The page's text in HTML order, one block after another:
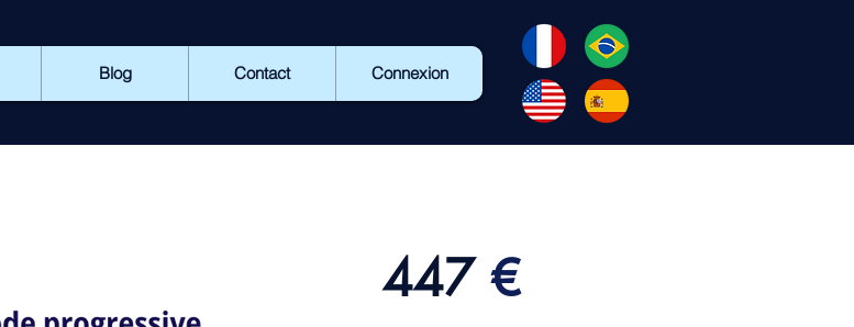
Blog Contact Connexion
447 €